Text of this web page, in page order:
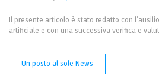
Il presente articolo è stato redatto con
artificiale e con una successiva verifica e
Un posto al sole News